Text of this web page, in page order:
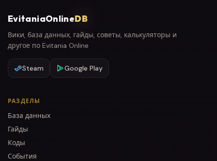
EvitaniaOnlineDB
Вики, база данных, гайды, советы, калькуляторы и
другое по Evitania Online
Steam Google Play
РАЗДЕЛЫ
База данных
Гайды
Коды
События